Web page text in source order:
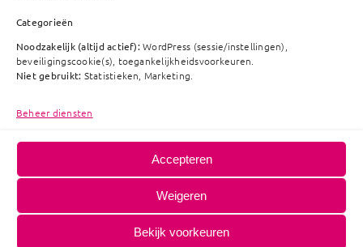
Categorieën
Noodzakelijk (altijd actief):WordPress (sessie/instellingen),
beveiligingscookie(s), toegankelijkheidsvoorkeuren.
Niet gebruikt: Statistieken, Marketing.
Beheer diensten
Accepteren
Weigeren
Bekijk voorkeuren
Algemene
Privacyverklaring
Cookiebeleid
Amersfoortseweg
15-L
055 – 578 95
83
info@vanbinnennaarbuiten.nl